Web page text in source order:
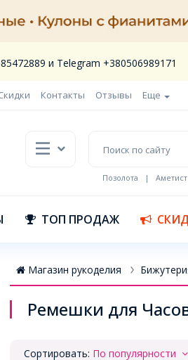
и Telegram +380506989171
Контакты Отзывы Еще
Позолота | Аметист
ТОП ПРОДАЖ
Магазин рукоделия
Ремешки для
Сортировать: По популярности